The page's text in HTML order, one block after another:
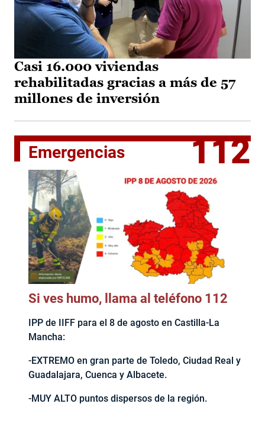
Casi 16.000 viviendas
rehabilitadas gracias a más de 57
millones de inversión
Emergencias 112
Si ves humo, llama al teléfono 112
IPP de IIFF para el 8 de agosto en Castilla-La
Mancha:
-EXTREMO en gran parte de Toledo, Ciudad Real y
Guadalajara, Cuenca y Albacete.
-MUY ALTO puntos dispersos de la región.